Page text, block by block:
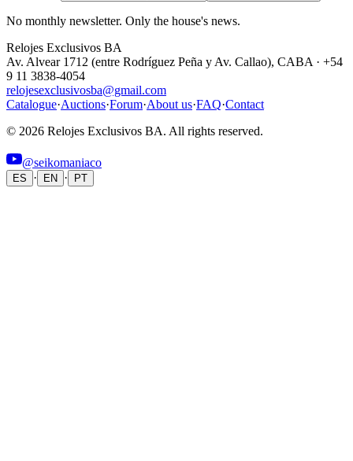
No monthly newsletter. Only the house's news.
Relojes Exclusivos BA
Av. Alvear 1712 (entre Rodríguez Peña y Av. Callao), CABA · +54
9 11 3838-4054
relojesexclusivosba@gmail.com
Catalogue·Auctions·Forum·About us·FAQ·Contact
© 2026 Relojes Exclusivos BA. All rights reserved.
@seikomaniaco
ES · EN · PT